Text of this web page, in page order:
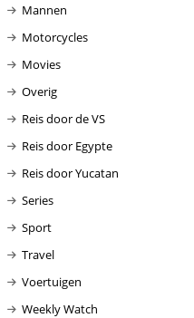
Mannen
Motorcycles
Movies
Overig
Reis door de VS
Reis door Egypte
Reis door Yucatan
Series
Sport
Travel
Voertuigen
Weekly Watch